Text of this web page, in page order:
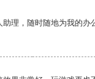
理，随时随地为我的办